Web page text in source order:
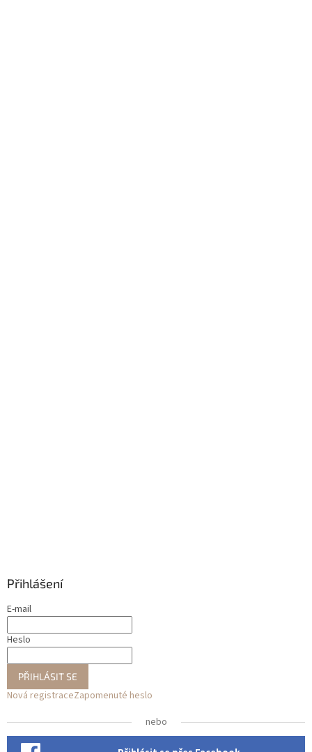
Přihlášení
E-mail
Heslo
PŘIHLÁSIT SE
Nová registraceZapomenuté heslo
nebo